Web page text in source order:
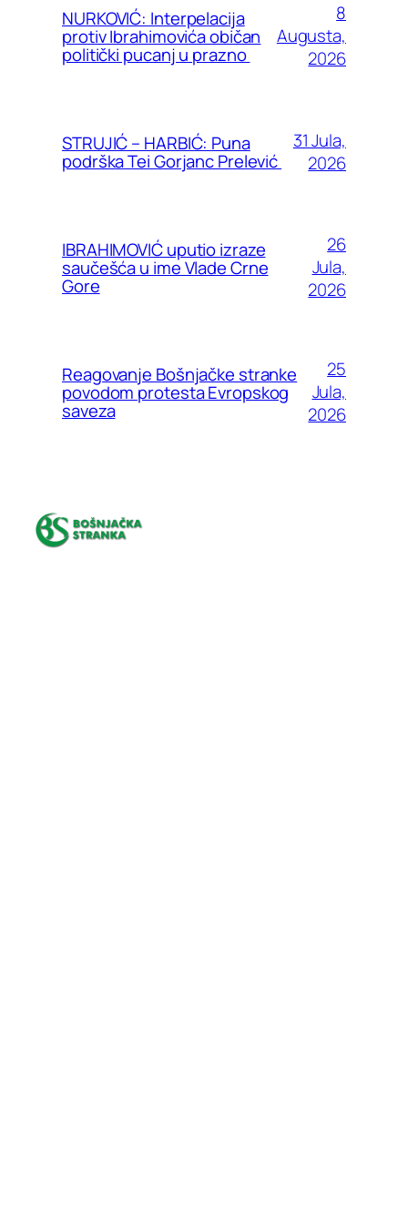
NURKOVIĆ: Interpelacija
protiv Ibrahimovića običan
politički pucanj u prazno
8
Augusta,
2026
STRUJIĆ – HARBIĆ: Puna
podrška Tei Gorjanc Prelević
31 Jula,
2026
IBRAHIMOVIĆ uputio izraze
saučešća u ime Vlade Crne
Gore
26
Jula,
2026
Reagovanje Bošnjačke stranke
povodom protesta Evropskog
saveza
25
Jula,
2026